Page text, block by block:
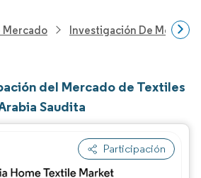
Mercado Investigación De Mejoras
del Mercado de Textiles
Saudita
Participación